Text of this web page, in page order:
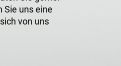
Sie uns eine
von uns